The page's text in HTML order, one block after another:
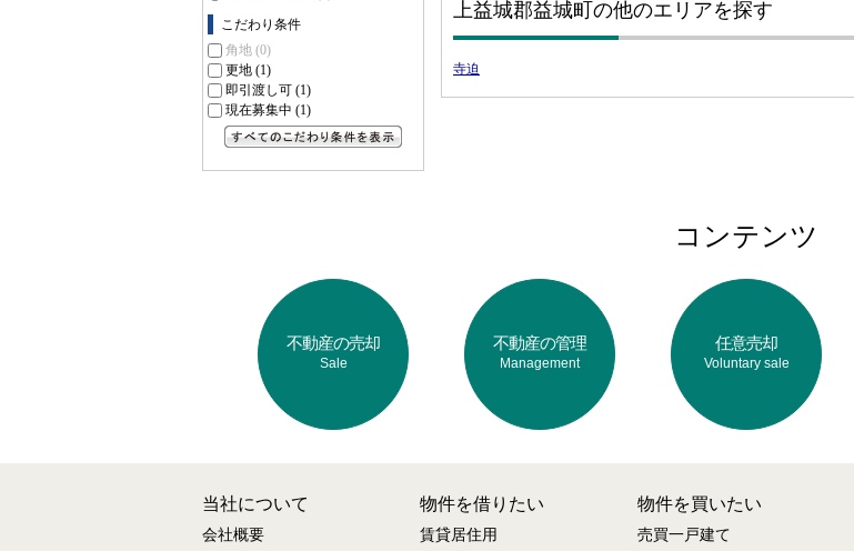
こだわり条件
角地 (0)
更地 (1)
即引渡し可 (1)
現在募集中 (1)
上益城郡益城町の他のエリアを探す
寺迫
コンテンツ
不動産の売却
Sale
不動産の管理
Management
任意売却
Voluntary sale
当社について
会社概要
物件を借りたい
賃貸居住用
物件を買いたい
売買一戸建て